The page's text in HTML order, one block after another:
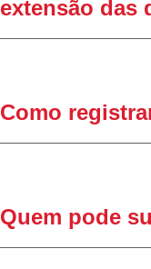
extensão das
Como
Quem pode